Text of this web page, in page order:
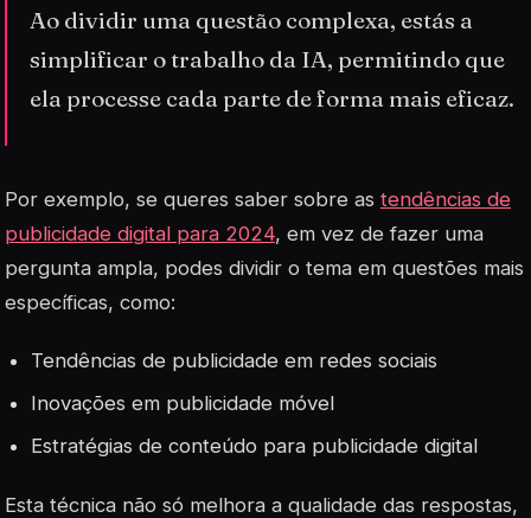
Ao dividir uma questão complexa, estás a
simplificar o trabalho da IA, permitindo que
ela processe cada parte de forma mais eficaz.
Por exemplo, se queres saber sobre as tendências de
publicidade digital para 2024, em vez de fazer uma
pergunta ampla, podes dividir o tema em questões mais
específicas, como:
Tendências de publicidade em redes sociais
Inovações em publicidade móvel
Estratégias de conteúdo para publicidade digital
Esta técnica não só melhora a qualidade das respostas,